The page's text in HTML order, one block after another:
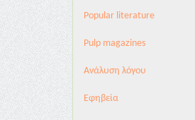
Popular literature
Pulp magazines
Ανάλυση λόγου
Εφηβεία